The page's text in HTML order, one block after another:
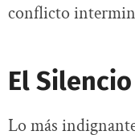
conflicto
El
Lo más